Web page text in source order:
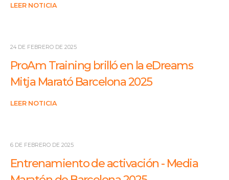
LEER NOTICIA
24 DE FEBRERO DE 2025
ProAm Training brilló en la eDreams
Mitja Marató Barcelona 2025
LEER NOTICIA
6 DE FEBRERO DE 2025
Entrenamiento de activación - Media